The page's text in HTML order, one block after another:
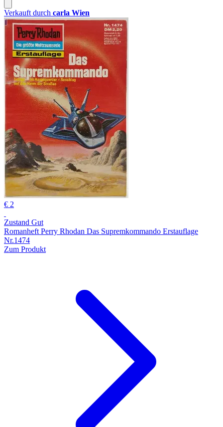
Verkauft durch carla Wien
€ 2
Zustand Gut
Romanheft Perry Rhodan Das Supremkommando Erstauflage
Nr.1474
Zum Produkt